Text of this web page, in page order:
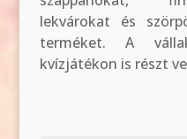
lekvárokat és
terméket. A
kvízjátékon is részt